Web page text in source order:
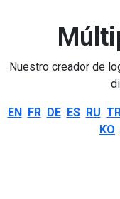
Nuestro creador de
EN FR DE ES RU
KO